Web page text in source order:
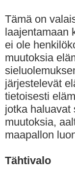
Tämä on
laajentamaan
ei ole
muutoksia
järjestelevät
tietoisesti
jotka haluavat
muutoksia,
maapallon
Tähtivalo